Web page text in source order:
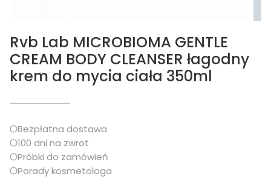
Rvb Lab MICROBIOMA GENTLE
CREAM BODY CLEANSER łagodny
krem do mycia ciała 350ml
Bezpłatna dostawa
100 dni na zwrot
Próbki do zamówień
Porady kosmetologa